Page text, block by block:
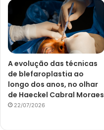
A evolução das técnicas
de blefaroplastia ao
longo dos anos, no olhar
de Haeckel Cabral Moraes
22/07/2026